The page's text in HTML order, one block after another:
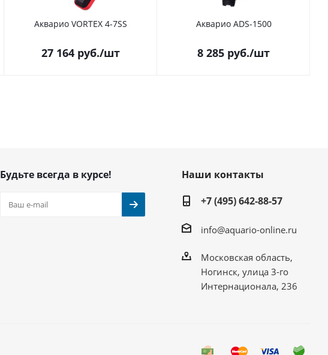
Акварио VORTEX 4-7SS
27 164 руб./шт
Акварио ADS-1500
8 285 руб./шт
Будьте всегда в курсе!
Наши контакты
+7 (495) 642-88-57
info@aquario-online.ru
Московская область,
Ногинск, улица 3-го
Интернационала, 236